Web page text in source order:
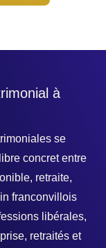
à
se
concret entre
retraite,
franconvillois
libérales,
retraités et